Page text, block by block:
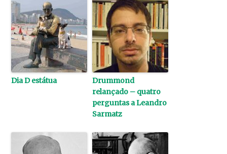
Dia D estátua
Drummond
relançado – quatro
perguntas a Leandro
Sarmatz